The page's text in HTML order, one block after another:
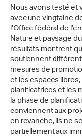
Nous avons testé et
avec une vingtaine
l’Office fédéral de
Nature et paysage
résultats montrent
soutiennent
mesures de
et les espaces
planificatrices et les
la phase de
conviennent aux
en revanche, ils ne
partiellement aux